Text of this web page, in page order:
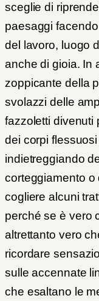
sceglie di
paesaggi
del lavoro, luogo
anche di gioia. In
zoppicante della
svolazzi delle
fazzoletti divenuti
dei corpi
indietreggiando
corteggiamento o
cogliere alcuni
perché se è vero
altrettanto vero
ricordare
sulle accennate
che esaltano le